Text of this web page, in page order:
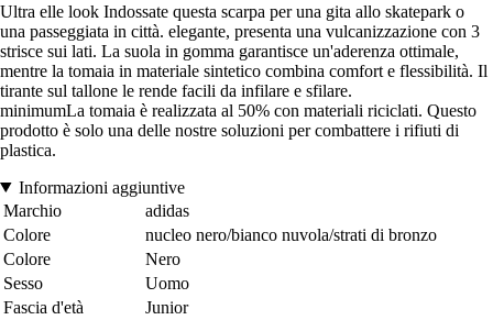
Ultra elle look Indossate questa scarpa per una gita allo skatepark o
una passeggiata in città. elegante, presenta una vulcanizzazione con 3
strisce sui lati. La suola in gomma garantisce un'aderenza ottimale,
mentre la tomaia in materiale sintetico combina comfort e flessibilità. Il
tirante sul tallone le rende facili da infilare e sfilare.
minimumLa tomaia è realizzata al 50% con materiali riciclati. Questo
prodotto è solo una delle nostre soluzioni per combattere i rifiuti di
plastica.
Informazioni aggiuntive
Marchio
adidas
Colore
nucleo nero/bianco nuvola/strati di bronzo
Colore
Nero
Sesso
Uomo
Fascia d'età
Junior